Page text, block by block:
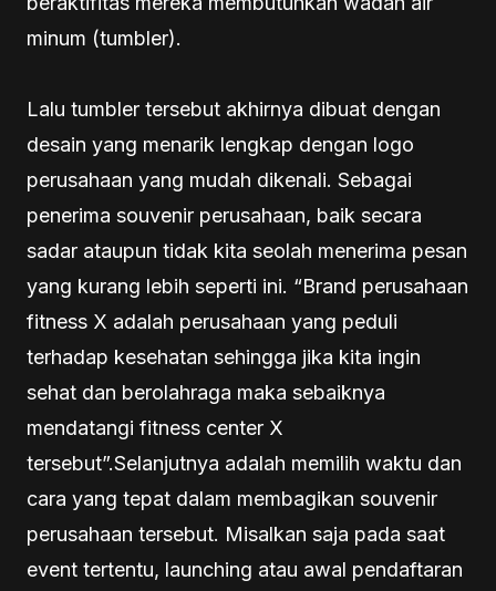
minum (tumbler).
Lalu tumbler tersebut akhirnya dibuat dengan
desain yang menarik lengkap dengan logo
perusahaan yang mudah dikenali. Sebagai
penerima souvenir perusahaan, baik secara
sadar ataupun tidak kita seolah menerima pesan
yang kurang lebih seperti ini. “Brand perusahaan
fitness X adalah perusahaan yang peduli
terhadap kesehatan sehingga jika kita ingin
sehat dan berolahraga maka sebaiknya
mendatangi fitness center X
tersebut”.Selanjutnya adalah memilih waktu dan
cara yang tepat dalam membagikan souvenir
perusahaan tersebut. Misalkan saja pada saat
event tertentu, launching atau awal pendaftaran